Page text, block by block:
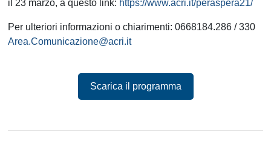
il 23 marzo, a questo link: https://www.acri.it/peraspera21/
Per ulteriori informazioni o chiarimenti: 0668184.286 / 330
Area.Comunicazione@acri.it
Scarica il programma